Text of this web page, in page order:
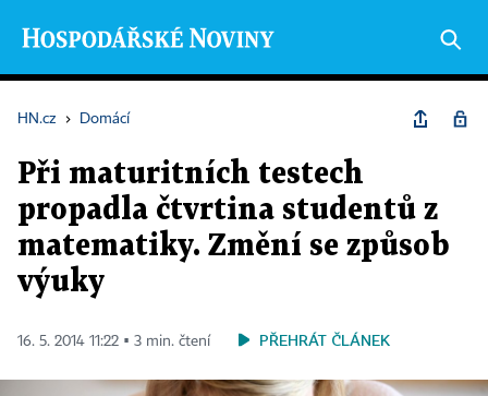
HN.cz › Domácí
Při maturitních testech
propadla čtvrtina studentů z
matematiky. Změní se způsob
výuky
16. 5. 2014 11:22 ▪ 3 min. čtení PŘEHRÁT ČLÁNEK